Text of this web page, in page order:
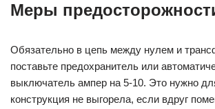
Меры
Обязательно в цепь между нулем и
поставьте предохранитель или
выключатель ампер на 5-10. Это нужно
конструкция не выгорела, если вдруг